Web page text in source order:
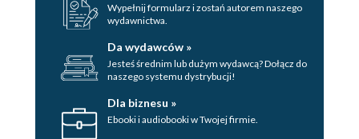
Wypełnij formularz i zostań autorem naszego
wydawnictwa.
Da wydawców »
Jesteś średnim lub dużym wydawcą? Dołącz do
naszego systemu dystrybucji!
Dla biznesu »
Ebooki i audiobooki w Twojej firmie.